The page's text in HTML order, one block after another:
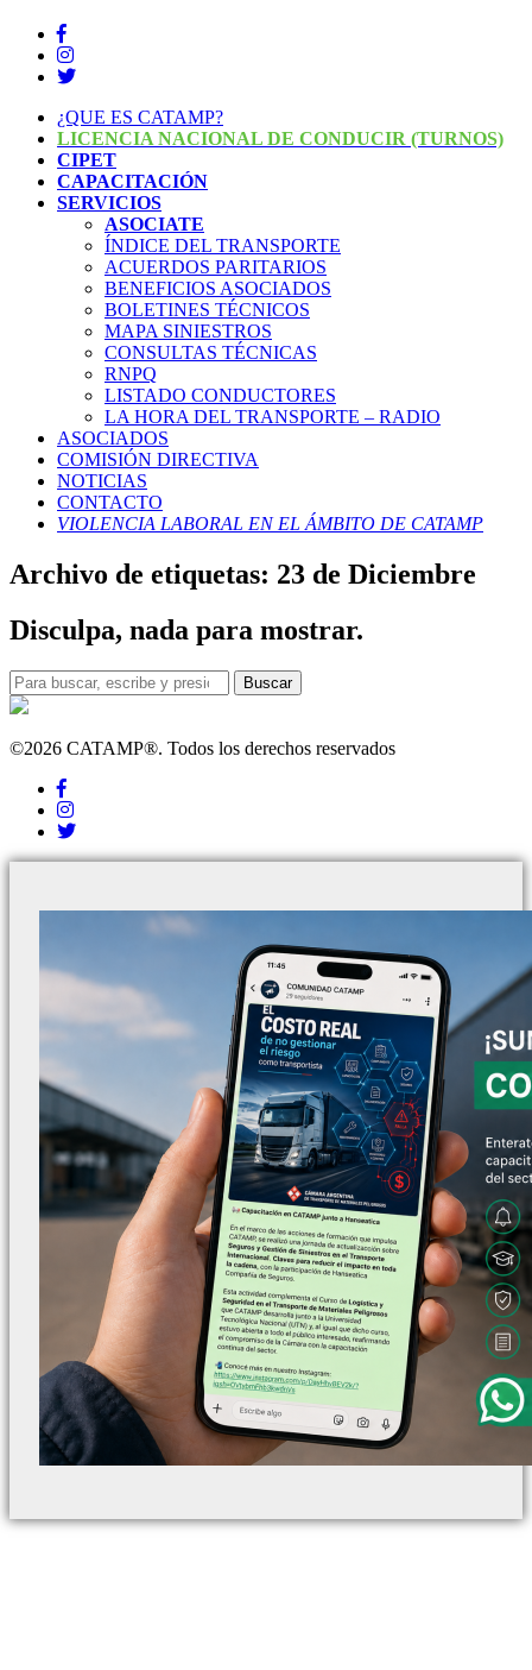
¿QUE ES CATAMP?
LICENCIA NACIONAL DE CONDUCIR (TURNOS)
CIPET
CAPACITACIÓN
SERVICIOS
ASOCIATE
ÍNDICE DEL TRANSPORTE
ACUERDOS PARITARIOS
BENEFICIOS ASOCIADOS
BOLETINES TÉCNICOS
MAPA SINIESTROS
CONSULTAS TÉCNICAS
RNPQ
LISTADO CONDUCTORES
LA HORA DEL TRANSPORTE – RADIO
ASOCIADOS
COMISIÓN DIRECTIVA
NOTICIAS
CONTACTO
VIOLENCIA LABORAL EN EL ÁMBITO DE CATAMP
Archivo de etiquetas: 23 de Diciembre
Disculpa, nada para mostrar.
Buscar
©2026 CATAMP®. Todos los derechos reservados